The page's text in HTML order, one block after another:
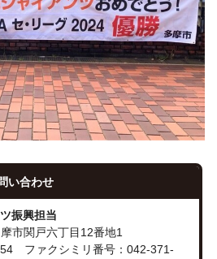
い合わせ
振興担当
市関戸六丁目12番地1
ファクシミリ番号：042-371-